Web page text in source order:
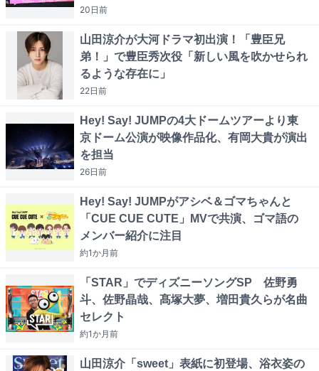
20日前
山田涼介が大河ドラマ初出演！「豊臣兄
弟！」で豊臣秀次役「新しい風を吹かせられ
るような存在に」
22日前
Hey! Say! JUMPの4大ドームツアーより東
京ドーム公演が映像作品化、有岡大貴が演出
を担当
26日前
Hey! Say! JUMPがアシベ＆ゴマちゃんと
「CUE CUE CUTE」MVで共演、ゴマ語の
メンバー紹介に注目
約1か月前
「STAR」でディズニーソングSP 佐野勇
斗、佐野晶哉、髙塚大夢、増田貴久らが名曲
セレクト
約1か月前
山田涼介「sweet」表紙に初登場、浴衣姿の